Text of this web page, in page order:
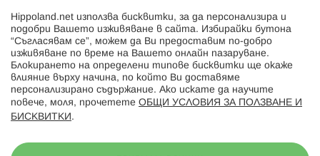
Hippoland.ro
Последвайте ни:
Hippoland.net използва бисквитки, за да персонализира и
подобри Вашето изживяване в сайта. Избирайки бутона
“Съгласявам се”, можем да Ви предоставим по-добро
изживяване по време на Вашето онлайн пазаруване.
Блокирането на определени типове бисквитки ще окаже
влияние върху начина, по който Ви доставяме
персонализирано съдържание. Ако искате да научите
повече, моля, прочетете ОБЩИ УСЛОВИЯ ЗА ПОЛЗВАНЕ И
БИСКВИТКИ .